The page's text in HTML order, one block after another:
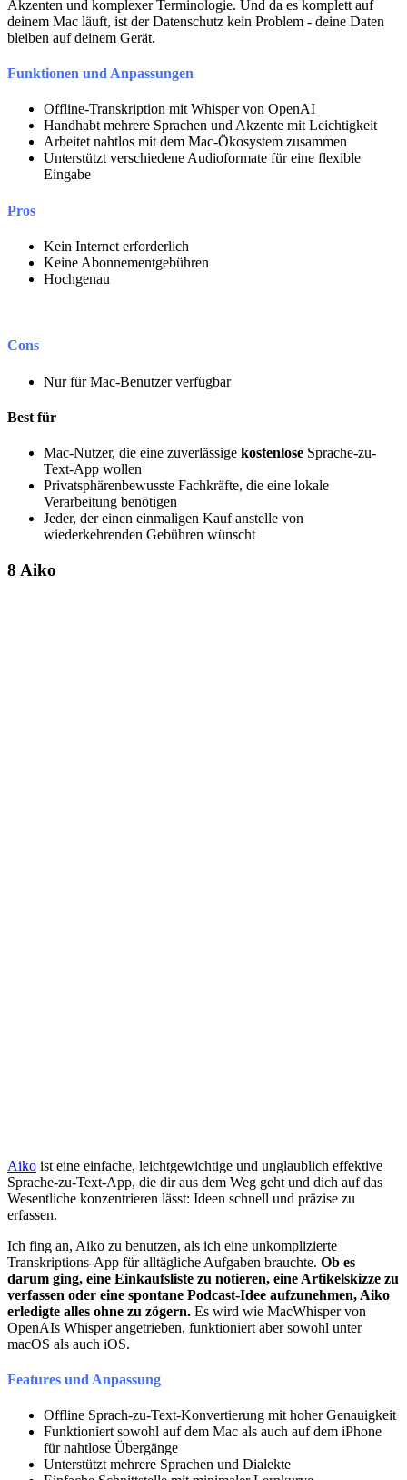
Akzenten und komplexer Terminologie. Und da es komplett auf
deinem Mac läuft, ist der Datenschutz kein Problem - deine Daten
bleiben auf deinem Gerät.
Funktionen und Anpassungen
Offline-Transkription mit Whisper von OpenAI
Handhabt mehrere Sprachen und Akzente mit Leichtigkeit
Arbeitet nahtlos mit dem Mac-Ökosystem zusammen
Unterstützt verschiedene Audioformate für eine flexible
Eingabe
Pros
Kein Internet erforderlich
Keine Abonnementgebühren
Hochgenau
Cons
Nur für Mac-Benutzer verfügbar
Best für
Mac-Nutzer, die eine zuverlässige kostenlose Sprache-zu-
Text-App wollen
Privatsphärenbewusste Fachkräfte, die eine lokale
Verarbeitung benötigen
Jeder, der einen einmaligen Kauf anstelle von
wiederkehrenden Gebühren wünscht
8 Aiko
Aiko ist eine einfache, leichtgewichtige und unglaublich effektive
Sprache-zu-Text-App, die dir aus dem Weg geht und dich auf das
Wesentliche konzentrieren lässt: Ideen schnell und präzise zu
erfassen.
Ich fing an, Aiko zu benutzen, als ich eine unkomplizierte
Transkriptions-App für alltägliche Aufgaben brauchte. Ob es
darum ging, eine Einkaufsliste zu notieren, eine Artikelskizze zu
verfassen oder eine spontane Podcast-Idee aufzunehmen, Aiko
erledigte alles ohne zu zögern. Es wird wie MacWhisper von
OpenAIs Whisper angetrieben, funktioniert aber sowohl unter
macOS als auch iOS.
Features und Anpassung
Offline Sprach-zu-Text-Konvertierung mit hoher Genauigkeit
Funktioniert sowohl auf dem Mac als auch auf dem iPhone
für nahtlose Übergänge
Unterstützt mehrere Sprachen und Dialekte